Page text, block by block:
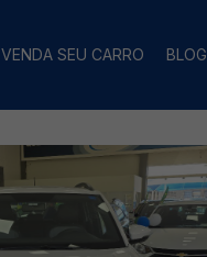
VENDA SEU CARRO BLOG